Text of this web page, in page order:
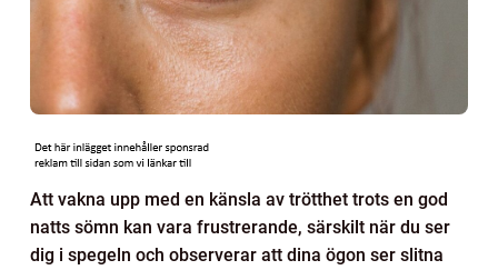
Att vakna upp med en känsla av trötthet trots en god
natts sömn kan vara frustrerande, särskilt när du ser
dig i spegeln och observerar att dina ögon ser slitna